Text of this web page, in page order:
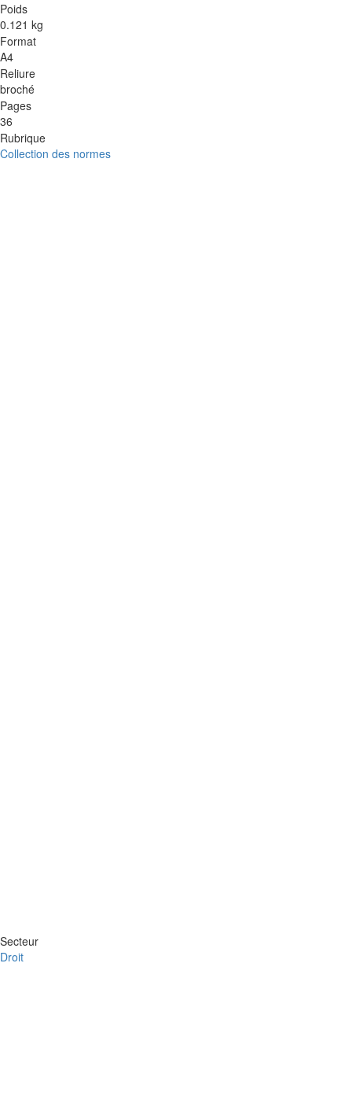
Poids
0.121 kg
Format
A4
Reliure
broché
Pages
36
Rubrique
Collection des normes
Secteur
Droit